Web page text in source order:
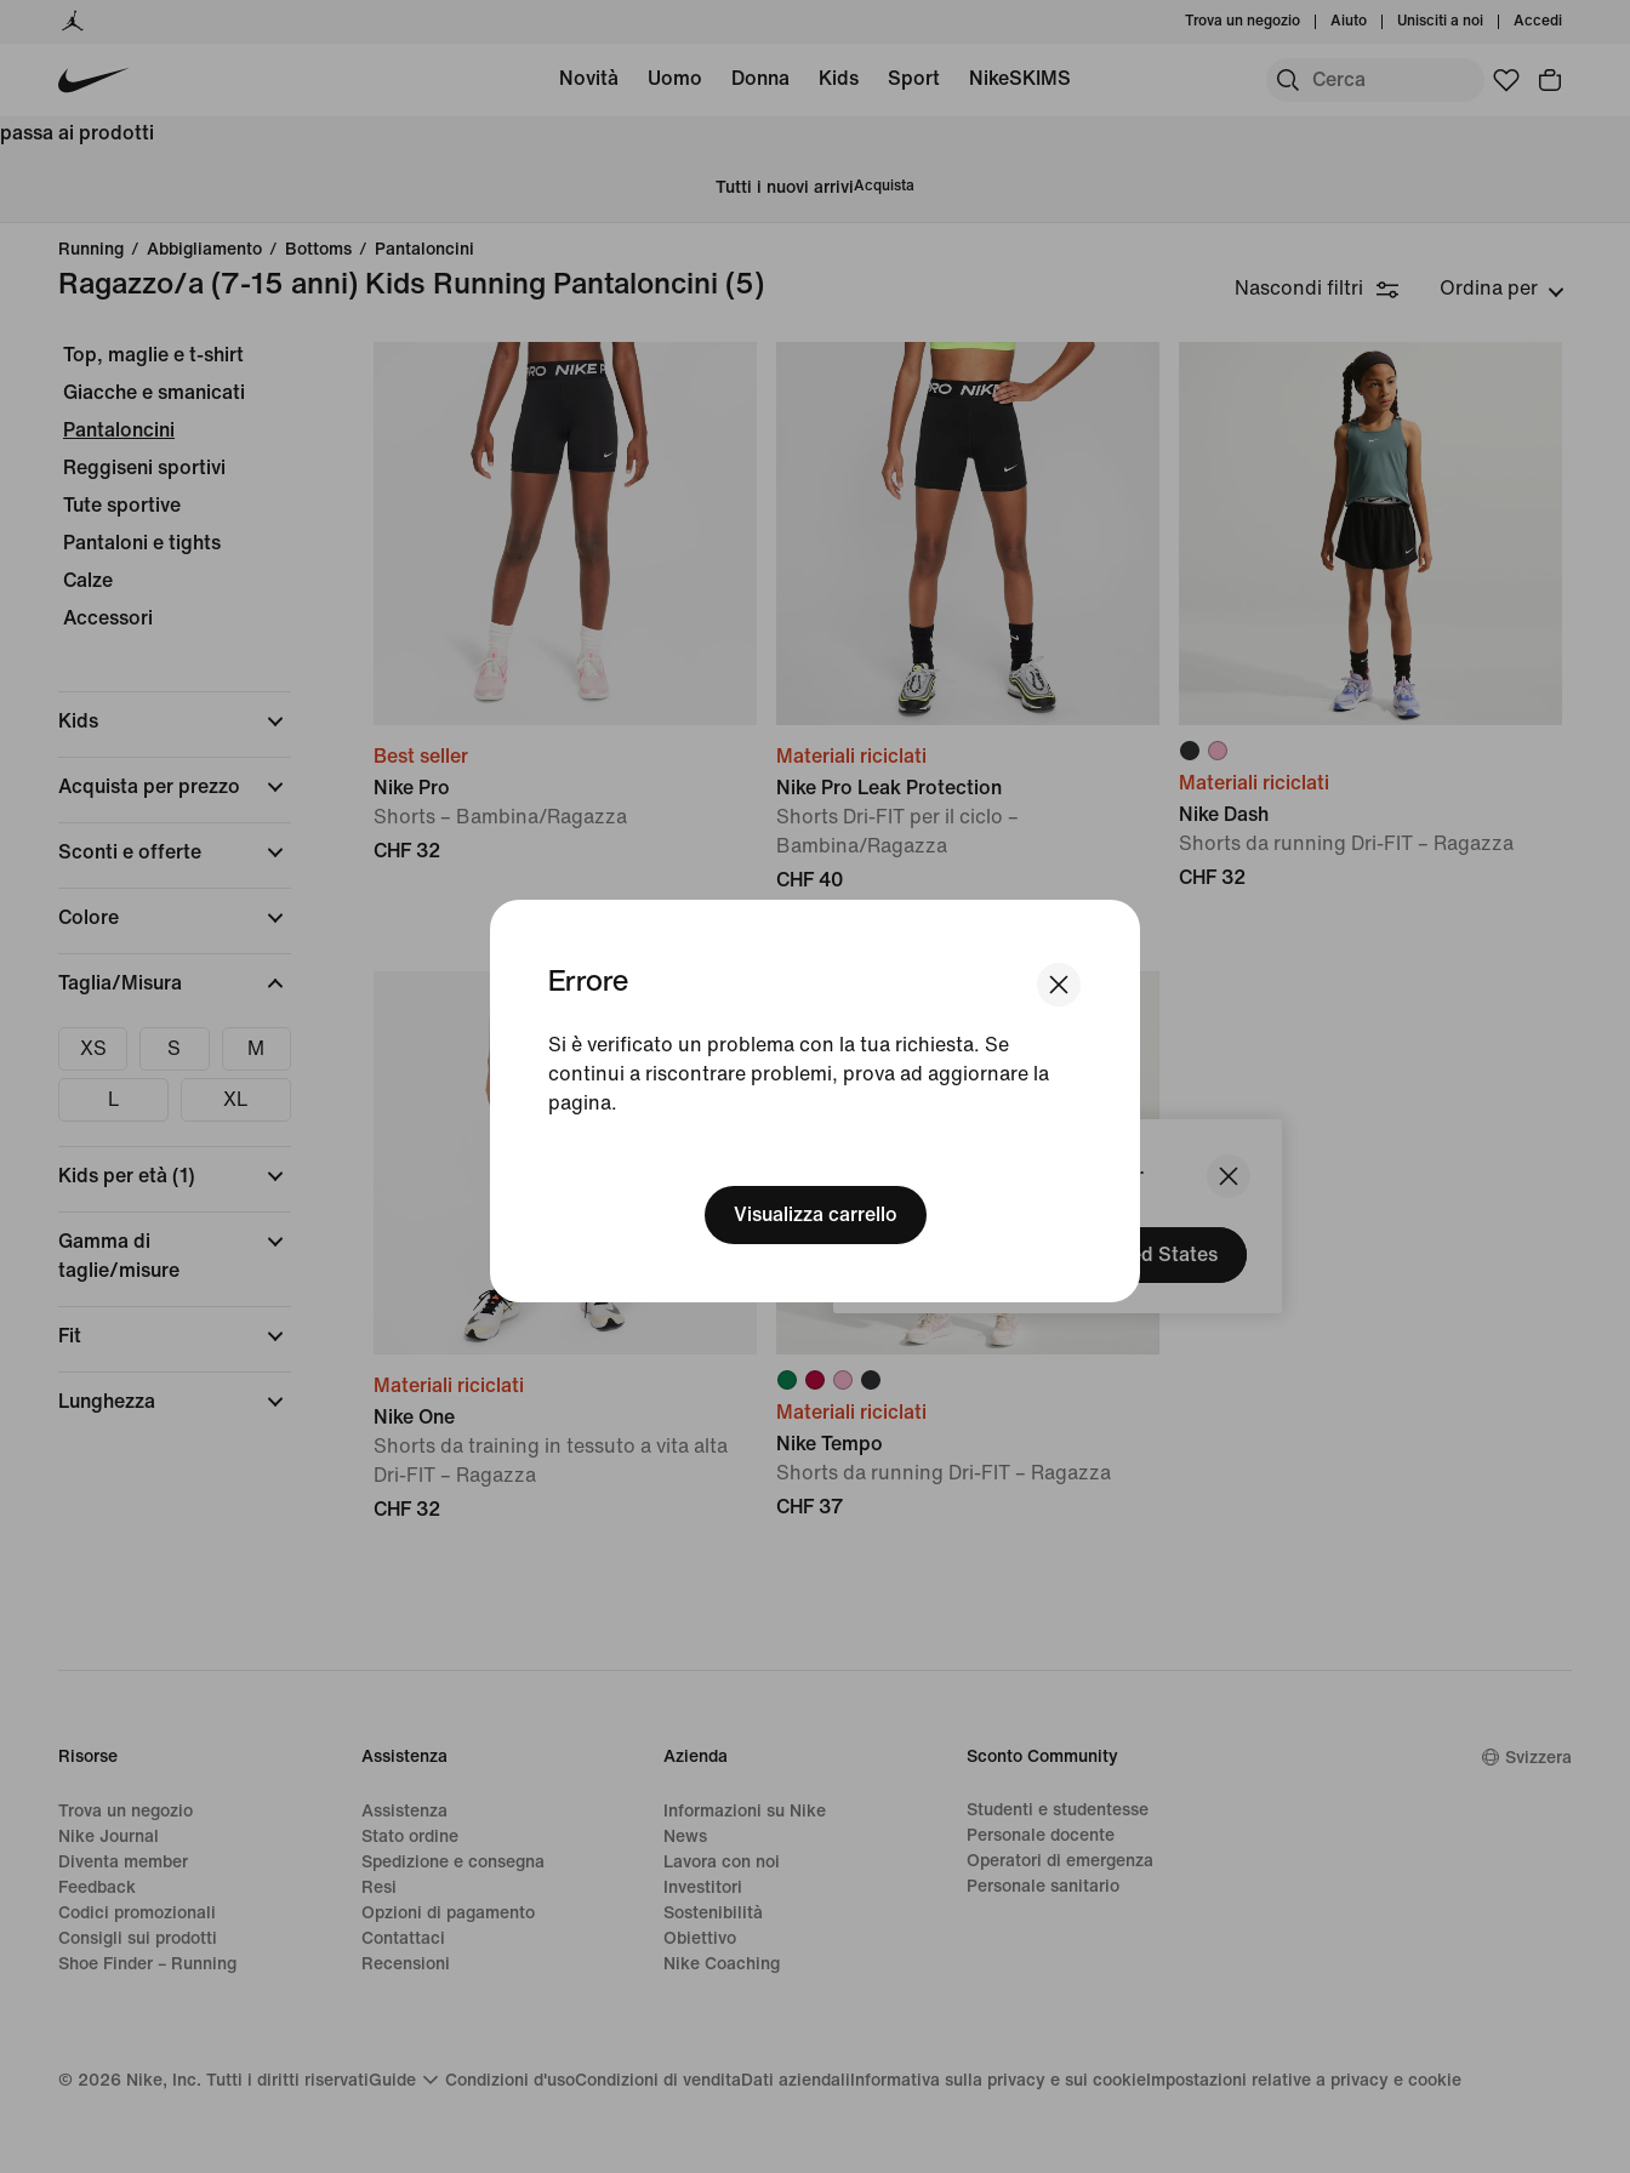
We think you are in United States.
Update your location?
United States
Errore
Si è verificato un problema con la tua richiesta. Se
continui a riscontrare problemi, prova ad aggiornare la
pagina.
Visualizza carrello
Trova un negozio Aiuto Unisciti a noi Accedi
Novità Uomo Donna Kids Sport NikeSKIMS
passa ai prodotti
Tutti i nuovi arriviAcquista
Running / Abbigliamento / Bottoms / Pantaloncini
Ragazzo/a (7-15 anni) Kids Running Pantaloncini (5) Nascondi filtri Ordina per
Top, maglie e t-shirt
Giacche e smanicati
Pantaloncini
Reggiseni sportivi
Tute sportive
Pantaloni e tights
Calze
Accessori
Kids
Acquista per prezzo
Sconti e offerte
Colore
Taglia/Misura
XS S M
L XL
Kids per età (1)
Gamma di
taglie/misure
Fit
Lunghezza
Best seller
Nike Pro
Shorts – Bambina/Ragazza
CHF 32
Materiali riciclati
Nike Pro Leak Protection
Shorts Dri-FIT per il ciclo –
Bambina/Ragazza
CHF 40
Materiali riciclati
Nike Dash
Shorts da running Dri-FIT – Ragazza
CHF 32
Materiali riciclati
Nike One
Shorts da training in tessuto a vita alta
Dri-FIT – Ragazza
CHF 32
Materiali riciclati
Nike Tempo
Shorts da running Dri-FIT – Ragazza
CHF 37
Risorse
Trova un negozio
Nike Journal
Diventa member
Feedback
Codici promozionali
Consigli sui prodotti
Shoe Finder – Running
Assistenza
Assistenza
Stato ordine
Spedizione e consegna
Resi
Opzioni di pagamento
Contattaci
Recensioni
Azienda
Informazioni su Nike
News
Lavora con noi
Investitori
Sostenibilità
Obiettivo
Nike Coaching
Sconto Community
Studenti e studentesse
Personale docente
Operatori di emergenza
Personale sanitario
Svizzera
© 2026 Nike, Inc. Tutti i diritti riservatiGuide Condizioni d'usoCondizioni di venditaDati aziendaliInformativa sulla privacy e sui cookieImpostazioni relative a privacy e cookie